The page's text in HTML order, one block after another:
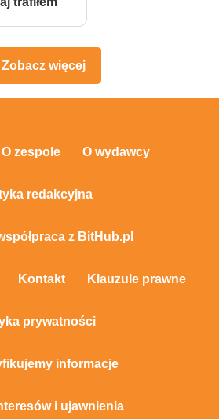
Zobacz więcej
O zespole O wydawcy
redakcyjna
z BitHub.pl
Kontakt Klauzule prawne
prywatności
informacje
i ujawnienia